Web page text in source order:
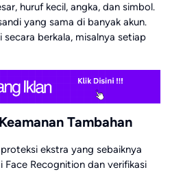
huruf kecil, angka, dan simbol.
yang sama di banyak akun.
berkala, misalnya setiap
Tambahan
ekstra yang sebaiknya
Recognition dan verifikasi